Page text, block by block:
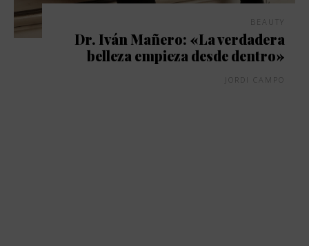
BEAUTY
Dr. Iván Mañero: «La verdadera
belleza empieza desde dentro»
JORDI CAMPO